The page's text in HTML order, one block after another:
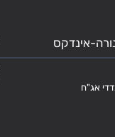
אינדקס
אג"ח